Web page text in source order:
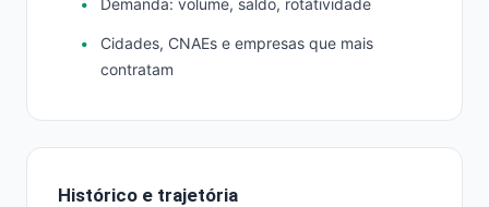
Demanda: volume, saldo, rotatividade
Cidades, CNAEs e empresas que mais
contratam
Histórico e trajetória